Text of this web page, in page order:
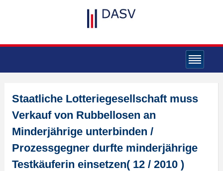
Staatliche Lotteriegesellschaft muss
Verkauf von Rubbellosen an
Minderjährige unterbinden /
Prozessgegner durfte minderjährige
Testkäuferin einsetzen( 12 / 2010 )